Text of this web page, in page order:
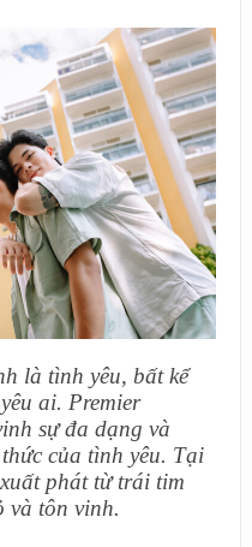
là tình yêu, bất kể
ai. Premier
sự đa dạng và
của tình yêu. Tại
phát từ trái tim
và tôn vinh.